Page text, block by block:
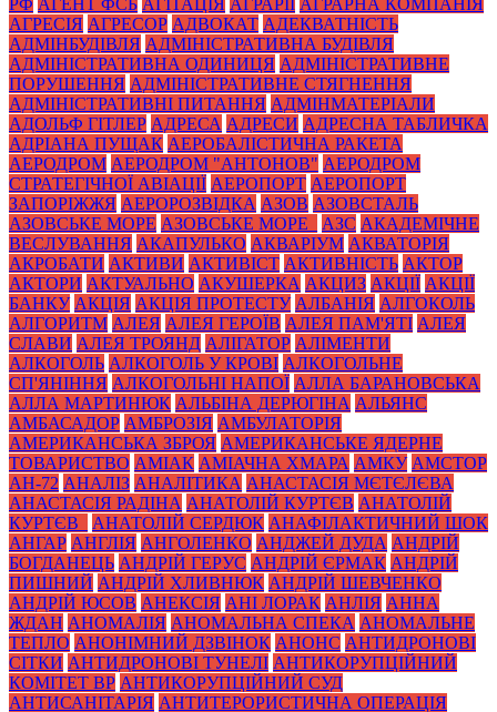
АГРЕСІЯ АГРЕСОР АДВОКАТ АДЕКВАТНІСТЬ
АДМІНБУДІВЛЯ АДМІНІСТРАТИВНА БУДІВЛЯ
АДМІНІСТРАТИВНА ОДИНИЦЯ АДМІНІСТРАТИВНЕ
ПОРУШЕННЯ АДМІНІСТРАТИВНЕ СТЯГНЕННЯ
АДМІНІСТРАТИВНІ ПИТАННЯ АДМІНМАТЕРІАЛИ
АДОЛЬФ ГІТЛЕР АДРЕСА АДРЕСИ АДРЕСНА ТАБЛИЧКА
АДРІАНА ПУЩАК АЕРОБАЛІСТИЧНА РАКЕТА
АЕРОДРОМ АЕРОДРОМ "АНТОНОВ" АЕРОДРОМ
СТРАТЕГІЧНОЇ АВІАЦІЇ АЕРОПОРТ АЕРОПОРТ
ЗАПОРІЖЖЯ АЕРОРОЗВІДКА АЗОВ АЗОВСТАЛЬ
АЗОВСЬКЕ МОРЕ АЗОВСЬКЕ МОРЕ_ АЗС АКАДЕМІЧНЕ
ВЕСЛУВАННЯ АКАПУЛЬКО АКВАРІУМ АКВАТОРІЯ
АКРОБАТИ АКТИВИ АКТИВІСТ АКТИВНІСТЬ АКТОР
АКТОРИ АКТУАЛЬНО АКУШЕРКА АКЦИЗ АКЦІЇ АКЦІЇ
БАНКУ АКЦІЯ АКЦІЯ ПРОТЕСТУ АЛБАНІЯ АЛГОКОЛЬ
АЛГОРИТМ АЛЕЯ АЛЕЯ ГЕРОЇВ АЛЕЯ ПАМ'ЯТІ АЛЕЯ
СЛАВИ АЛЕЯ ТРОЯНД АЛІГАТОР АЛІМЕНТИ
АЛКОГОЛЬ АЛКОГОЛЬ У КРОВІ АЛКОГОЛЬНЕ
СП'ЯНІННЯ АЛКОГОЛЬНІ НАПОЇ АЛЛА БАРАНОВСЬКА
АЛЛА МАРТИНЮК АЛЬБІНА ДЕРЮГІНА АЛЬЯНС
АМБАСАДОР АМБРОЗІЯ АМБУЛАТОРІЯ
АМЕРИКАНСЬКА ЗБРОЯ АМЕРИКАНСЬКЕ ЯДЕРНЕ
ТОВАРИСТВО АМІАК АМІАЧНА ХМАРА АМКУ АМСТОР
АН-72 АНАЛІЗ АНАЛІТИКА АНАСТАСІЯ МЄТЄЛЄВА
АНАСТАСІЯ РАДІНА АНАТОЛІЙ КУРТЄВ АНАТОЛІЙ
КУРТЄВ_
АНАТОЛІЙ СЕРДЮК АНАФІЛАКТИЧНИЙ ШОК
АНГАР АНГЛІЯ АНГОЛЕНКО АНДЖЕЙ ДУДА АНДРІЙ
БОГДАНЕЦЬ АНДРІЙ ГЕРУС АНДРІЙ ЄРМАК АНДРІЙ
ПИШНИЙ АНДРІЙ ХЛИВНЮК АНДРІЙ ШЕВЧЕНКО
АНДРІЙ ЮСОВ АНЕКСІЯ АНІ ЛОРАК АНЛІЯ АННА
ЖДАН АНОМАЛІЯ АНОМАЛЬНА СПЕКА АНОМАЛЬНЕ
ТЕПЛО АНОНІМНИЙ ДЗВІНОК АНОНС АНТИДРОНОВІ
СІТКИ АНТИДРОНОВІ ТУНЕЛІ АНТИКОРУПЦІЙНИЙ
КОМІТЕТ ВР АНТИКОРУПЦІЙНИЙ СУД
АНТИСАНІТАРІЯ АНТИТЕРОРИСТИЧНА ОПЕРАЦІЯ